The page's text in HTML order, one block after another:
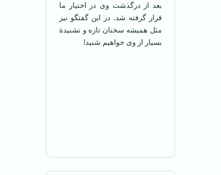
بعد از درگذشت وی در اختیار ما
قرار گرفته شد. در این گفتگو نیز
مثل همیشه سخنان تازه و نشنیدة
بسیار از وی خواهیم شنید!